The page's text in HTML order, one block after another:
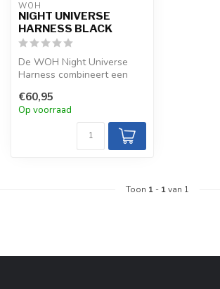
WOH
NIGHT UNIVERSE
HARNESS BLACK
De WOH Night Universe
Harness combineert een
reflecterende stof...
€60,95
Op voorraad
Toon 1 - 1van 1